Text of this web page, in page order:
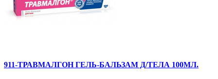
911-ТРАВМАЛГОН ГЕЛЬ-БАЛЬЗАМ Д/ТЕЛА 100МЛ.